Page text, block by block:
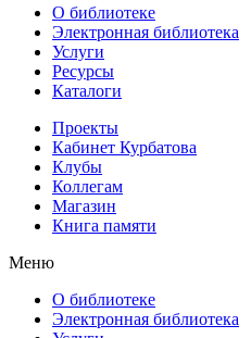
О библиотеке
Электронная библиотека
Услуги
Ресурсы
Каталоги
Проекты
Кабинет Курбатова
Клубы
Коллегам
Магазин
Книга памяти
Меню
О библиотеке
Электронная библиотека